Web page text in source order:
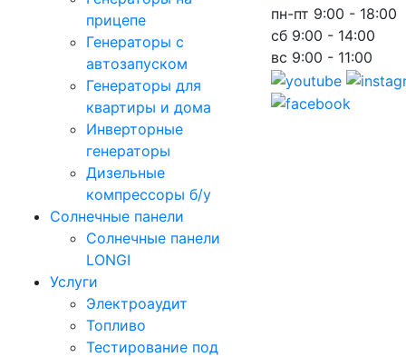
прицепе
Генераторы с
автозапуском
Генераторы для
квартиры и дома
Инверторные
генераторы
Дизельные
компрессоры б/у
Солнечные панели
Солнечные панели
LONGI
Услуги
Электроаудит
Топливо
Тестирование под
пн-пт 9:00 - 18:00
сб 9:00 - 14:00
вс 9:00 - 11:00